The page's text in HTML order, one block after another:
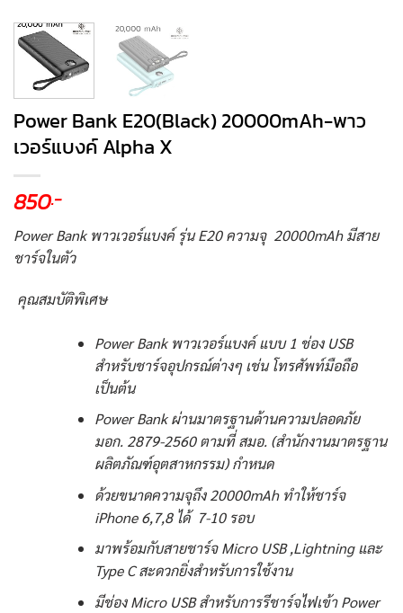
Power Bank E20(Black) 20000mAh-พาว
เวอร์แบงค์ Alpha X
850.-
Power Bank พาวเวอร์แบงค์ รุ่น E20 ความจุ 20000mAh มีสาย
ชาร์จในตัว
คุณสมบัติพิเศษ
Power Bank พาวเวอร์แบงค์ แบบ 1 ช่อง USB
สำหรับชาร์จอุปกรณ์ต่างๆ เช่น โทรศัพท์มือถือ
เป็นต้น
Power Bank ผ่านมาตรฐานด้านความปลอดภัย
มอก. 2879-2560 ตามที่ สมอ. (สำนักงานมาตรฐาน
ผลิตภัณฑ์อุตสาหกรรม) กำหนด
ด้วยขนาดความจุถึง 20000mAh ทำให้ชาร์จ
iPhone 6,7,8 ได้ 7-10 รอบ
มาพร้อมกับสายชาร์จ Micro USB ,Lightning และ
Type C สะดวกยิ่งสำหรับการใช้งาน
มีช่อง Micro USB สำหรับการรีชาร์จไฟเข้า Power